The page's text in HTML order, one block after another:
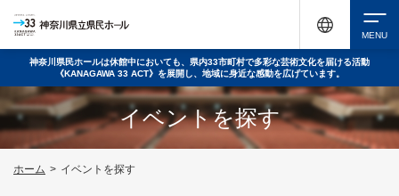
神奈川県民ホールは休館中においても、県内33市町村で多彩な芸術文化を届ける活動
《KANAGAWA 33 ACT》を展開し、地域に身近な感動を広げています。
イベントを探す
ホーム > イベントを探す